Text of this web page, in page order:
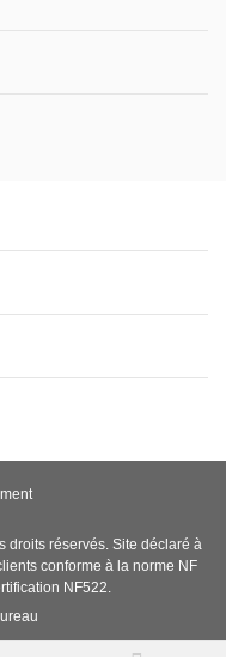
réservés. Site déclaré à
conforme à la norme NF
NF522.